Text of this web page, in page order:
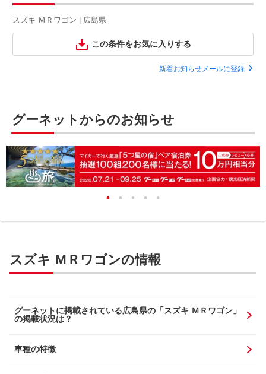
スズキ ＭＲワゴン | 広島県
この条件をお気に入りする
新着お知らせメールに登録
グーネットからのお知らせ
スズキ ＭＲワゴンの情報
グーネットに掲載されている広島県の「スズキ ＭＲワゴン」
の掲載状況は？
車種の特徴